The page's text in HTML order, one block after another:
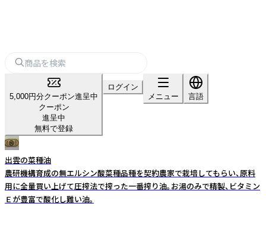
5,000円分クーポン進呈中
クーポン
進呈中
無料で登録
ログイン
メニュー
言語
出雲の菜種油
農研機構育成の無エルシン酸菜種品種を契約農家で栽培してもらい、原料
用に全量買い上げて圧搾法で搾った一番搾り油。お湯のみで精製、ビタミン
Ｅが豊富で酸化し難い油。